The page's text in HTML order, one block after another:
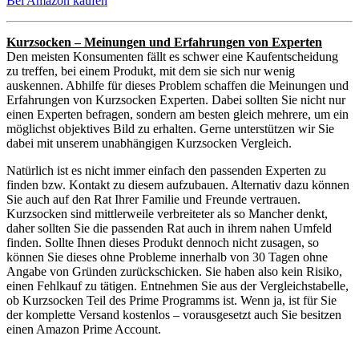
Kurzsocken – Meinungen und Erfahrungen von Experten
Den meisten Konsumenten fällt es schwer eine Kaufentscheidung
zu treffen, bei einem Produkt, mit dem sie sich nur wenig
auskennen. Abhilfe für dieses Problem schaffen die Meinungen und
Erfahrungen von Kurzsocken Experten. Dabei sollten Sie nicht nur
einen Experten befragen, sondern am besten gleich mehrere, um ein
möglichst objektives Bild zu erhalten. Gerne unterstützen wir Sie
dabei mit unserem unabhängigen Kurzsocken Vergleich.
Natürlich ist es nicht immer einfach den passenden Experten zu
finden bzw. Kontakt zu diesem aufzubauen. Alternativ dazu können
Sie auch auf den Rat Ihrer Familie und Freunde vertrauen.
Kurzsocken sind mittlerweile verbreiteter als so Mancher denkt,
daher sollten Sie die passenden Rat auch in ihrem nahen Umfeld
finden. Sollte Ihnen dieses Produkt dennoch nicht zusagen, so
können Sie dieses ohne Probleme innerhalb von 30 Tagen ohne
Angabe von Gründen zurückschicken. Sie haben also kein Risiko,
einen Fehlkauf zu tätigen. Entnehmen Sie aus der Vergleichstabelle,
ob Kurzsocken Teil des Prime Programms ist. Wenn ja, ist für Sie
der komplette Versand kostenlos – vorausgesetzt auch Sie besitzen
einen Amazon Prime Account.